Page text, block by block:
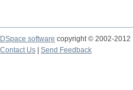
DSpace software copyright © 2002-2012
Contact Us
Send Feedback